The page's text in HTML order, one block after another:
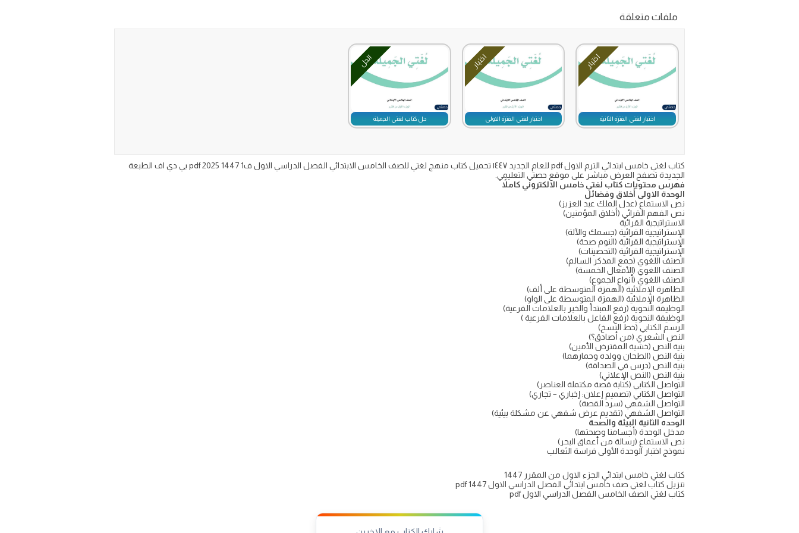
ملفات متعلقة
اختبار
اختبار لغتي الفترة الثانية
اختبار
اختبار لغتي الفترة الاولى
الحل
حل كتاب لغتي الجميلة
كتاب لغتي خامس ابتدائي الترم الاول pdf للعام الجديد ١٤٤٧ تحميل كتاب منهج لغتي للصف الخامس الابتدائي الفصل الدراسي الاول ف1 1447 2025 pdf بي دي اف الطبعة
الجديدة تصفح العرض مباشر على موقع حصتي التعليمي.
فهرس محتويات كتاب لغتي خامس الالكتروني كاملاً
الوحدة الاولى أخلاق وفضائل
نص الاستماع (عدل الملك عبد العزيز)
نص الفهم القرائي (أخلاق المؤمنين)
الاستراتيجية القرائية
الإستراتيجية القرائية (جسمك والآلة)
الإستراتيجية القرائية (النوم صحة)
الإستراتيجية القرائية (التحصينات)
الصنف اللغوي (جمع المذكر السالم)
الصنف اللغوي (الأفعال الخمسة)
الصنف اللغوي (أنواع الجموع)
الظاهرة الإملائية (الهمزة المتوسطة على ألف)
الظاهرة الإملائية (الهمزة المتوسطة على الواو)
الوظيفة النحوية (رفع المبتدأ والخبر بالعلامات الفرعية)
الوظيفة النحوية (رفع الفاعل بالعلامات الفرعية )
الرسم الكتابي (خط النسخ)
النص الشعري (من أصادق؟)
بنية النص (خشبة المقترض الأمين)
بنية النص (الطحان وولده وحمارهما)
بنية النص (درس في الصداقة)
بنية النص (النص الإعلاني)
التواصل الكتابي (كتابة قصة مكتملة العناصر)
التواصل الكتابي (تصميم إعلان: إخباري – تجاري)
التواصل الشفهي (سرد القصة)
التواصل الشفهي (تقديم عرض شفهي عن مشكلة بيئية)
الوحده الثانية البيئة والصحة
مدخل الوحدة (أجسامنا وصحتها)
نص الاستماع (رسالة من أعماق البحر)
نموذج اختبار الوحدة الأولى فراسة الثعالب
كتاب لغتي خامس ابتدائي الجزء الاول من المقرر 1447
تنزيل كتاب لغتي صف خامس ابتدائي الفصل الدراسي الاول 1447 pdf
كتاب لغتي الصف الخامس الفصل الدراسي الاول pdf